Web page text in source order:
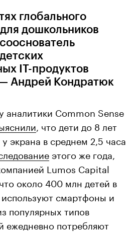
глобального
дошкольников
IT-продуктов
Андрей Кондратюк
аналитики Common Sense
, что дети до 8 лет
у экрана в среднем 2,5 часа
этого же года,
Lumos Capital
около 400 млн детей в
используют смартфоны и
популярных типов
ежедневно потребляют